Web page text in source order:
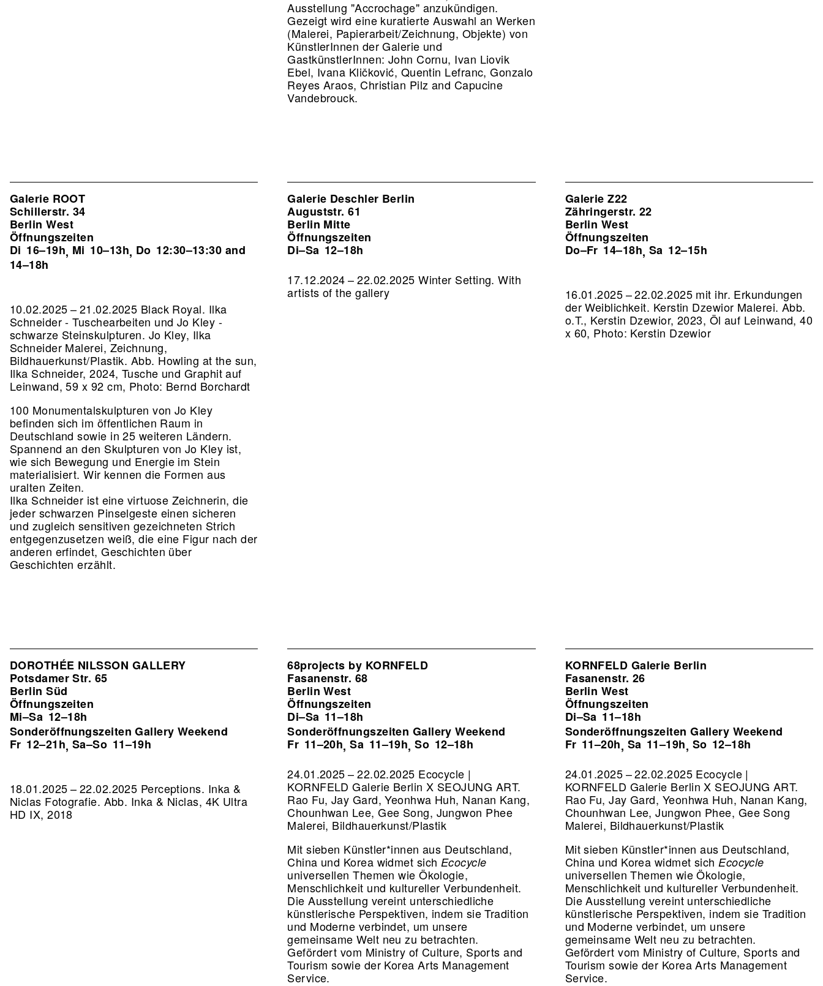
Ausstellung "Accrochage" anzukündigen.
Gezeigt wird eine kuratierte Auswahl an Werken
(Malerei, Papierarbeit/Zeichnung, Objekte) von
KünstlerInnen der Galerie und
GastkünstlerInnen: John Cornu, Ivan Liovik
Ebel, Ivana Kličković, Quentin Lefranc, Gonzalo
Reyes Araos, Christian Pilz and Capucine
Vandebrouck.
Galerie ROOT
Schillerstr. 34
Berlin West
Öffnungszeiten
Di 16–19h, Mi 10–13h, Do 12:30–13:30 and
14–18h
10.02.2025 – 21.02.2025 Black Royal. Ilka
Schneider - Tuschearbeiten und Jo Kley -
schwarze Steinskulpturen. Jo Kley, Ilka
Schneider Malerei, Zeichnung,
Bildhauerkunst/Plastik. Abb. Howling at the sun,
Ilka Schneider, 2024, Tusche und Graphit auf
Leinwand, 59 x 92 cm, Photo: Bernd Borchardt
100 Monumentalskulpturen von Jo Kley
befinden sich im öffentlichen Raum in
Deutschland sowie in 25 weiteren Ländern.
Spannend an den Skulpturen von Jo Kley ist,
wie sich Bewegung und Energie im Stein
materialisiert. Wir kennen die Formen aus
uralten Zeiten.
Ilka Schneider ist eine virtuose Zeichnerin, die
jeder schwarzen Pinselgeste einen sicheren
und zugleich sensitiven gezeichneten Strich
entgegenzusetzen weiß, die eine Figur nach der
anderen erfindet, Geschichten über
Geschichten erzählt.
Galerie Deschler Berlin
Auguststr. 61
Berlin Mitte
Öffnungszeiten
Di–Sa 12–18h
17.12.2024 – 22.02.2025 Winter Setting. With
artists of the gallery
Galerie Z22
Zähringerstr. 22
Berlin West
Öffnungszeiten
Do–Fr 14–18h, Sa 12–15h
16.01.2025 – 22.02.2025 mit ihr. Erkundungen
der Weiblichkeit. Kerstin Dzewior Malerei. Abb.
o.T., Kerstin Dzewior, 2023, Öl auf Leinwand, 40
x 60, Photo: Kerstin Dzewior
DOROTHÉE NILSSON GALLERY
Potsdamer Str. 65
Berlin Süd
Öffnungszeiten
Mi–Sa 12–18h
Sonderöffnungszeiten Gallery Weekend
Fr 12–21h, Sa–So 11–19h
18.01.2025 – 22.02.2025 Perceptions. Inka &
Niclas Fotografie. Abb. Inka & Niclas, 4K Ultra
HD IX, 2018
68projects by KORNFELD
Fasanenstr. 68
Berlin West
Öffnungszeiten
Di–Sa 11–18h
Sonderöffnungszeiten Gallery Weekend
Fr 11–20h,Sa 11–19h,So 12–18h
24.01.2025 – 22.02.2025 Ecocycle |
KORNFELD Galerie Berlin X SEOJUNG ART.
Rao Fu, Jay Gard, Yeonhwa Huh, Nanan Kang,
Chounhwan Lee, Gee Song, Jungwon Phee
Malerei, Bildhauerkunst/Plastik
Mit sieben Künstler*innen aus Deutschland,
China und Korea widmet sich Ecocycle
universellen Themen wie Ökologie,
Menschlichkeit und kultureller Verbundenheit.
Die Ausstellung vereint unterschiedliche
künstlerische Perspektiven, indem sie Tradition
und Moderne verbindet, um unsere
gemeinsame Welt neu zu betrachten.
Gefördert vom Ministry of Culture, Sports and
Tourism sowie der Korea Arts Management
Service.
KORNFELD Galerie Berlin
Fasanenstr. 26
Berlin West
Öffnungszeiten
Di–Sa 11–18h
Sonderöffnungszeiten Gallery Weekend
Fr 11–20h, Sa 11–19h, So 12–18h
24.01.2025 – 22.02.2025 Ecocycle |
KORNFELD Galerie Berlin X SEOJUNG ART.
Rao Fu, Jay Gard, Yeonhwa Huh, Nanan Kang,
Chounhwan Lee, Jungwon Phee, Gee Song
Malerei, Bildhauerkunst/Plastik
Mit sieben Künstler*innen aus Deutschland,
China und Korea widmet sich Ecocycle
universellen Themen wie Ökologie,
Menschlichkeit und kultureller Verbundenheit.
Die Ausstellung vereint unterschiedliche
künstlerische Perspektiven, indem sie Tradition
und Moderne verbindet, um unsere
gemeinsame Welt neu zu betrachten.
Gefördert vom Ministry of Culture, Sports and
Tourism sowie der Korea Arts Management
Service.